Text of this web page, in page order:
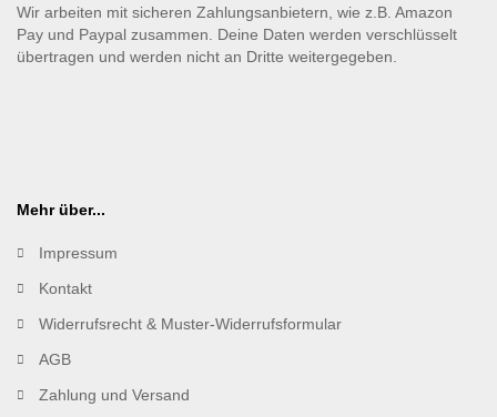
Wir arbeiten mit sicheren Zahlungsanbietern, wie z.B. Amazon
Pay und Paypal zusammen. Deine Daten werden verschlüsselt
übertragen und werden nicht an Dritte weitergegeben.
Mehr über...
Impressum
Kontakt
Widerrufsrecht & Muster-Widerrufsformular
AGB
Zahlung und Versand